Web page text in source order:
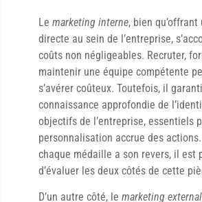
Le marketing interne, bien
directe au sein de l’entreprise,
coûts non négligeables. Recruter,
maintenir une équipe compétente
s’avérer coûteux. Toutefois, il
connaissance approfondie de
objectifs de l’entreprise, essentiels
personnalisation accrue des
chaque médaille a son revers, il est
d’évaluer les deux côtés de cette
D’un autre côté, le marketing